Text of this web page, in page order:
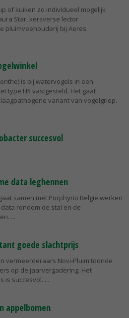
of kuiken zo individueel mogelijk
Star, kersverse lector
pluimveehouderij bij Aeres
is bij watervogels in een
type H5 vastgesteld. Het gaat
variant van vogelgriep.
succesvol
data leghennen
samen met Porphyrio België werken
rondom de stal en de
goede slachtprijs
vermeerderaars Novi-Pluim toonde
op de jaarvergadering. Het
is succesvol.
appelbomen